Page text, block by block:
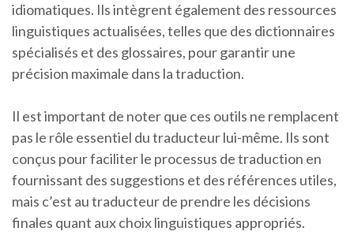
idiomatiques. Ils intègrent également des ressources
linguistiques actualisées, telles que des dictionnaires
spécialisés et des glossaires, pour garantir une
précision maximale dans la traduction.
Il est important de noter que ces outils ne remplacent
pas le rôle essentiel du traducteur lui-même. Ils sont
conçus pour faciliter le processus de traduction en
fournissant des suggestions et des références utiles,
mais c’est au traducteur de prendre les décisions
finales quant aux choix linguistiques appropriés.